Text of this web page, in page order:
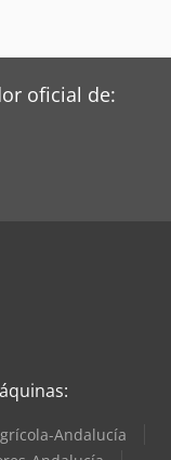
oficial de:
Andalucía